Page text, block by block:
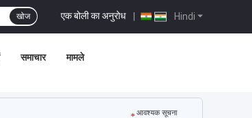
Hindi
एक बोली का अनुरोध |
खोज
समाचार मामले
आवश्यक सूचना